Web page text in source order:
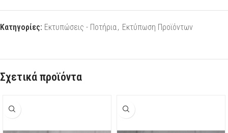
Κατηγορίες: Εκτυπώσεις - Ποτήρια , Εκτύπωση Προϊόντων
Σχετικά προϊόντα